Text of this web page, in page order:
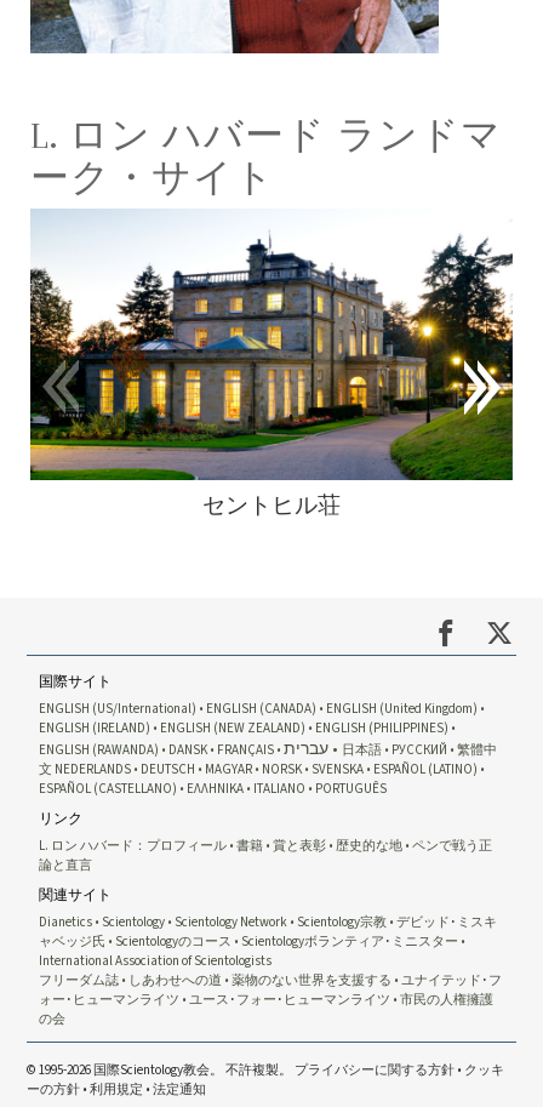
L. ロン ハバード ランドマ
ーク・サイト
セントヒル荘
国際サイト
ENGLISH (US/International) ENGLISH (CANADA)
ENGLISH (United Kingdom)
ENGLISH (IRELAND)
ENGLISH (NEW ZEALAND)
ENGLISH (PHILIPPINES)
ENGLISH (RAWANDA)
DANSK FRANÇAIS עברית 日本語 РУССКИЙ
繁體中
文 NEDERLANDS DEUTSCH MAGYAR NORSK SVENSKA ESPAÑOL (LATINO)
ESPAÑOL (CASTELLANO)
ΕΛΛΗΝΙΚA ITALIANO PORTUGUÊS
リンク
L. ロン ハバード：プロフィール 書籍 賞と表彰 歴史的な地 ペンで戦う正
論と直言
関連サイト
Dianetics Scientology Scientology Network Scientology宗教 デビッド･ミスキ
ャベッジ氏
Scientologyのコース
Scientologyボランティア･ミニスター
International Association of Scientologists
フリーダム誌
しあわせへの道 薬物のない世界を支援する
ユナイテッド･フ
ォー･ヒューマンライツ
ユース･フォー･ヒューマンライツ
市民の人権擁護
の会
© 1995-2026 国際Scientology教会。 不許複製。 プライバシーに関する方針 • クッキ
ーの方針 •利用規定 •法定通知